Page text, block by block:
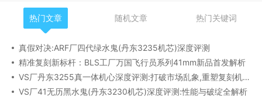
热门文章 随机文章 热门关键词
真假对决:ARF厂四代绿水鬼(丹东3235机芯)深度评测
精准复刻新标杆：BLS工厂万国飞行员系列41mm新品首发解析
VS厂丹东3255真一体机心深度评测:打破市场乱象,重塑复刻机芯新标杆​
VS厂41无历黑水鬼(丹东3230机芯)深度评测:性能与破绽全解析